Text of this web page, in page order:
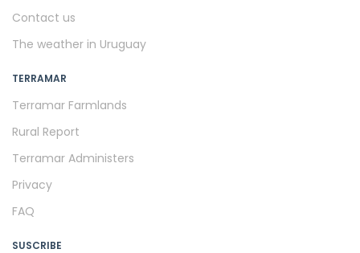
Contact us
The weather in Uruguay
TERRAMAR
Terramar Farmlands
Rural Report
Terramar Administers
Privacy
FAQ
SUSCRIBE